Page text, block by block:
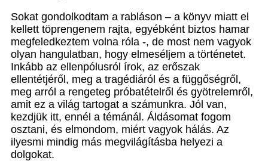
Sokat gondolkodtam a rabláson – a könyv miatt el
kellett töprengenem rajta, egyébként biztos hamar
megfeledkeztem volna róla -, de most nem vagyok
olyan hangulatban, hogy elmeséljem a történetet.
Inkább az ellenpólusról írok, az erőszak
ellentétjéről, meg a tragédiáról és a függőségről,
meg arról a rengeteg próbatételről és gyötrelemről,
amit ez a világ tartogat a számunkra. Jól van,
kezdjük itt, ennél a témánál. Áldásomat fogom
osztani, és elmondom, miért vagyok hálás. Az
ilyesmi mindig más megvilágításba helyezi a
dolgokat.